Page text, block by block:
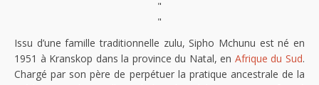
"
"
Issu d’une famille traditionnelle zulu, Sipho Mchunu est né en
1951 à Kranskop dans la province du Natal, en Afrique du Sud.
Chargé par son père de perpétuer la pratique ancestrale de la